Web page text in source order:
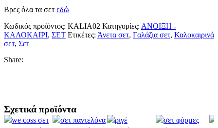
Βρες όλα τα σετ εδώ
Κωδικός προϊόντος: KALIA02 Κατηγορίες: ΑΝΟΙΞΗ -
ΚΑΛΟΚΑΙΡΙ, ΣΕΤ Ετικέτες: Άνετα σετ, Γαλάζια σετ, Καλοκαιρινά
σετ, Σετ
Share:
Σχετικά προϊόντα